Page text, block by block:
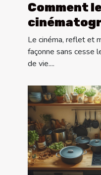
Comment
société
Le cinéma, reflet et
façonne sans cesse
de vie....